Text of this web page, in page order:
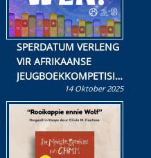
SPERDATUM VERLENG
VIR AFRIKAANSE
JEUGBOEKKOMPETISIE
Skryf ’n jeugboek of
kinderboek en staan ’n
kans om R50 000 te
wen!
14 Oktober 2025